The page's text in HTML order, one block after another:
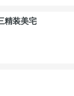
精装美宅